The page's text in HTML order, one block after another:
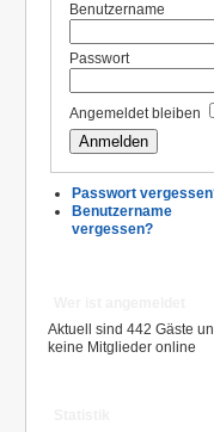
Benutzername
Passwort
Angemeldet bleiben
Passwort
Benutzername
vergessen?
Aktuell sind 442 Gäste
keine Mitglieder online